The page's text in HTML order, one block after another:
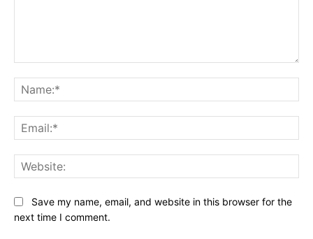
Save my name, email, and website in this browser for the
next time I comment.